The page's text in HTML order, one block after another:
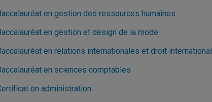
en gestion des ressources humaines
en gestion et design de la mode
en relations internationales et droit international
en sciences comptables
en administration